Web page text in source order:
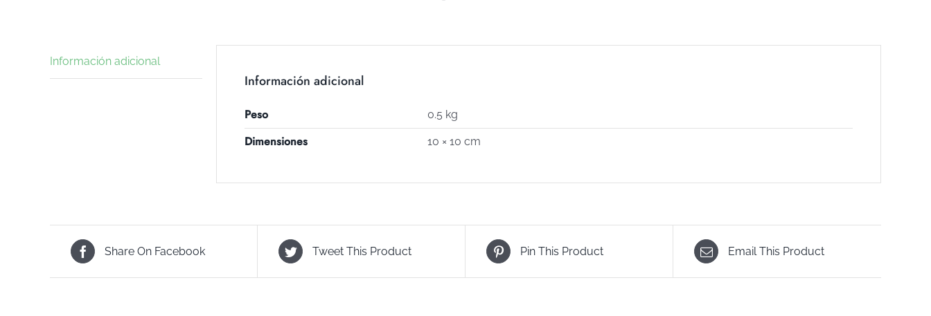
Información adicional
Información adicional
Peso 0.5 kg
Dimensiones 10 × 10 cm
Share On Facebook Tweet This Product Pin This Product Email This Product